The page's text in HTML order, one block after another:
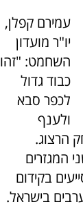
עמירם קפלן,
יו"ר מועדון
השחמט: "זהו
כבוד גדול
לכפר סבא
ולענף
הרצוג.
המגזרים
בקידום
בישראל.